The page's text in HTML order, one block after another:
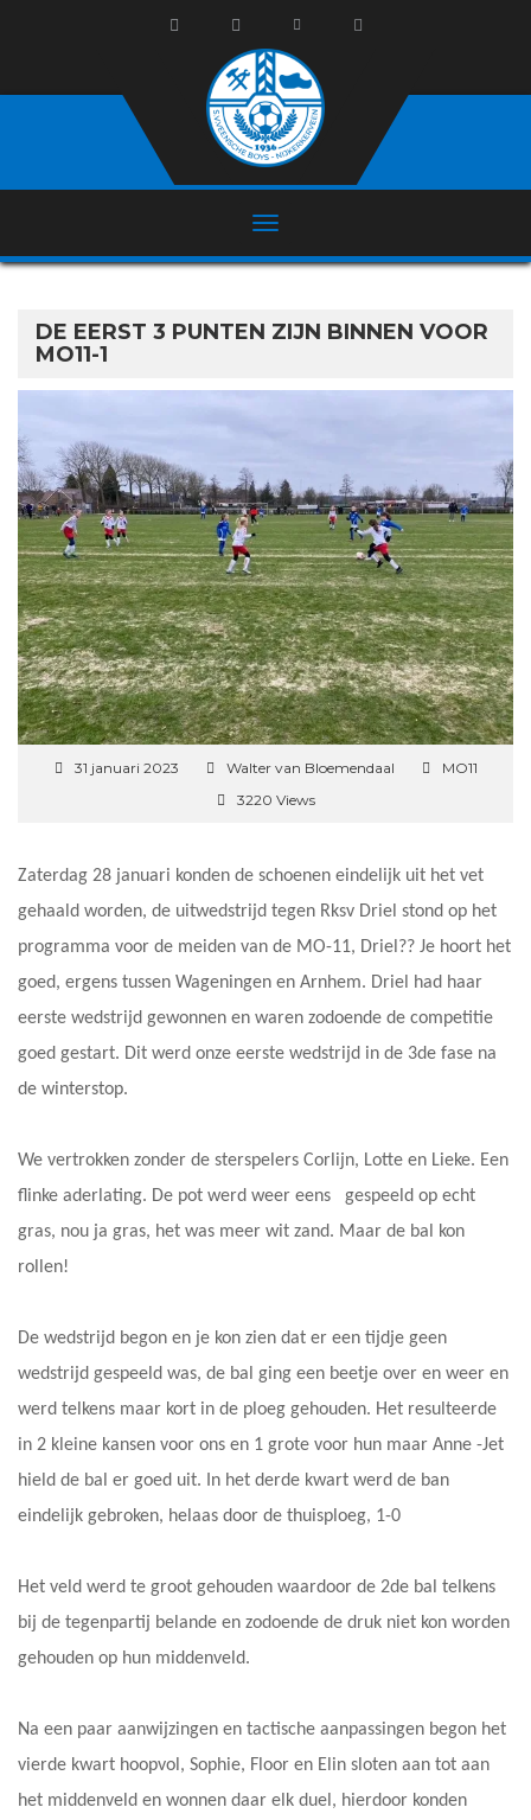
DE EERST 3 PUNTEN ZIJN BINNEN VOOR
MO11-1
31 januari 2023 Walter van Bloemendaal
MO11
3220 Views
Zaterdag 28 januari konden de schoenen eindelijk uit het vet
gehaald worden, de uitwedstrijd tegen Rksv Driel stond op het
programma voor de meiden van de MO-11, Driel?? Je hoort het
goed, ergens tussen Wageningen en Arnhem. Driel had haar
eerste wedstrijd gewonnen en waren zodoende de competitie
goed gestart. Dit werd onze eerste wedstrijd in de 3de fase na
de winterstop.
We vertrokken zonder de sterspelers Corlijn, Lotte en Lieke. Een
flinke aderlating. De pot werd weer eens gespeeld op echt
gras, nou ja gras, het was meer wit zand. Maar de bal kon
rollen!
De wedstrijd begon en je kon zien dat er een tijdje geen
wedstrijd gespeeld was, de bal ging een beetje over en weer en
werd telkens maar kort in de ploeg gehouden. Het resulteerde
in 2 kleine kansen voor ons en 1 grote voor hun maar Anne -Jet
hield de bal er goed uit. In het derde kwart werd de ban
eindelijk gebroken, helaas door de thuisploeg, 1-0
Het veld werd te groot gehouden waardoor de 2de bal telkens
bij de tegenpartij belande en zodoende de druk niet kon worden
gehouden op hun middenveld.
Na een paar aanwijzingen en tactische aanpassingen begon het
vierde kwart hoopvol, Sophie, Floor en Elin sloten aan tot aan
het middenveld en wonnen daar elk duel, hierdoor konden